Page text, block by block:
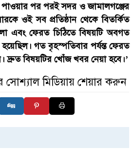
পাওয়ার পর পরই সদর ও জামালগঞ্জের
ওই সব প্রতিষ্ঠান থেকে বিতর্কিত
এবং ফেরত চিঠিতে বিষয়টি অবগত
হয়েছিল। গত বৃহস্পতিবার পর্যন্ত ফেরত
দ্রুত বিষয়টির খোঁজ খবর নেয়া হবে।’
মিডিয়ায় শেয়ার করুন